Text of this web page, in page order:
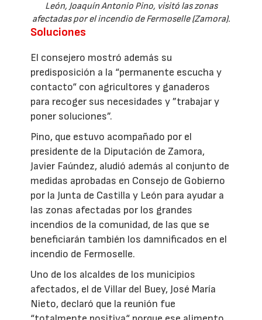
León, Joaquín Antonio Pino, visitó las zonas
afectadas por el incendio de Fermoselle (Zamora).
Soluciones
El consejero mostró además su
predisposición a la “permanente escucha y
contacto“ con agricultores y ganaderos
para recoger sus necesidades y ”trabajar y
poner soluciones”.
Pino, que estuvo acompañado por el
presidente de la Diputación de Zamora,
Javier Faúndez, aludió además al conjunto de
medidas aprobadas en Consejo de Gobierno
por la Junta de Castilla y León para ayudar a
las zonas afectadas por los grandes
incendios de la comunidad, de las que se
beneficiarán también los damnificados en el
incendio de Fermoselle.
Uno de los alcaldes de los municipios
afectados, el de Villar del Buey, José María
Nieto, declaró que la reunión fue